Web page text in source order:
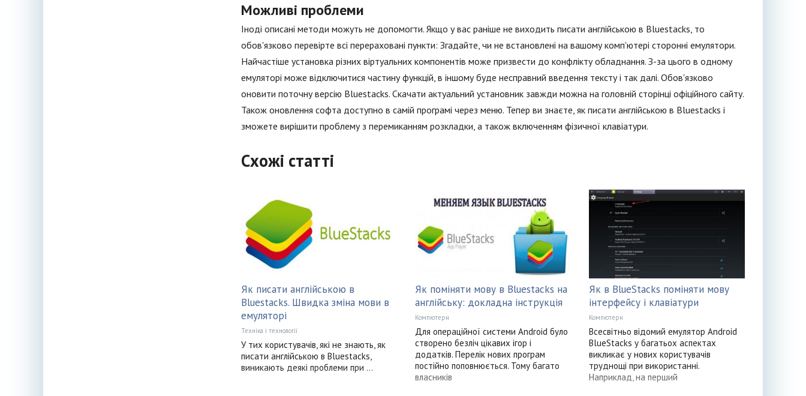
Можливі проблеми
Іноді описані методи можуть не допомогти. Якщо у вас раніше не виходить писати англійською в Bluestacks, то
обов'язково перевірте всі перераховані пункти: Згадайте, чи не встановлені на вашому комп'ютері сторонні емулятори.
Найчастіше установка різних віртуальних компонентів може призвести до конфлікту обладнання. З-за цього в одному
емуляторі може відключитися частину функцій, в іншому буде несправний введення тексту і так далі. Обов'язково
оновити поточну версію Bluestacks. Скачати актуальний установник завжди можна на головній сторінці офіційного сайту.
Також оновлення софта доступно в самій програмі через меню. Тепер ви знаєте, як писати англійською в Bluestacks і
зможете вирішити проблему з перемиканням розкладки, а також включенням фізичної клавіатури.
Схожі статті
Як писати англійською в
Bluestacks. Швидка зміна мови в
емуляторі
Техніка і технології
У тих користувачів, які не знають, як
писати англійською в Bluestacks,
виникають деякі проблеми при ...
Як поміняти мову в Bluestacks на
англійську: докладна інструкція
Компютери
Для операційної системи Android було
створено безліч цікавих ігор і
додатків. Перелік нових програм
постійно поповнюється. Тому багато
власників
Як в BlueStacks поміняти мову
інтерфейсу і клавіатури
Компютери
Всесвітньо відомий емулятор Android
BlueStacks у багатьох аспектах
викликає у нових користувачів
труднощі при використанні.
Наприклад, на перший